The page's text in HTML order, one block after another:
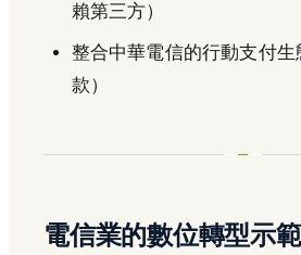
賴第三方）
整合中華電信的行動支付
款）
電信業的數位轉型示範